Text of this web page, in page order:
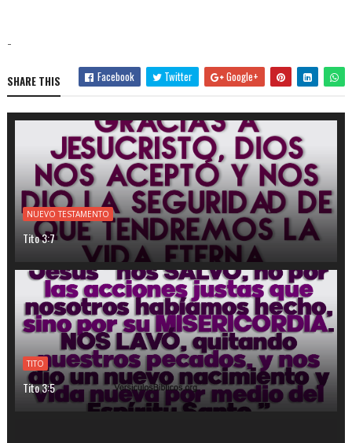
-
SHARE THIS Facebook Twitter Google+
NUEVO TESTAMENTO
Tito 3:7
TITO
Tito 3:5